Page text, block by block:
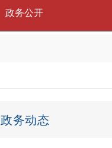
政务公开
政务动态